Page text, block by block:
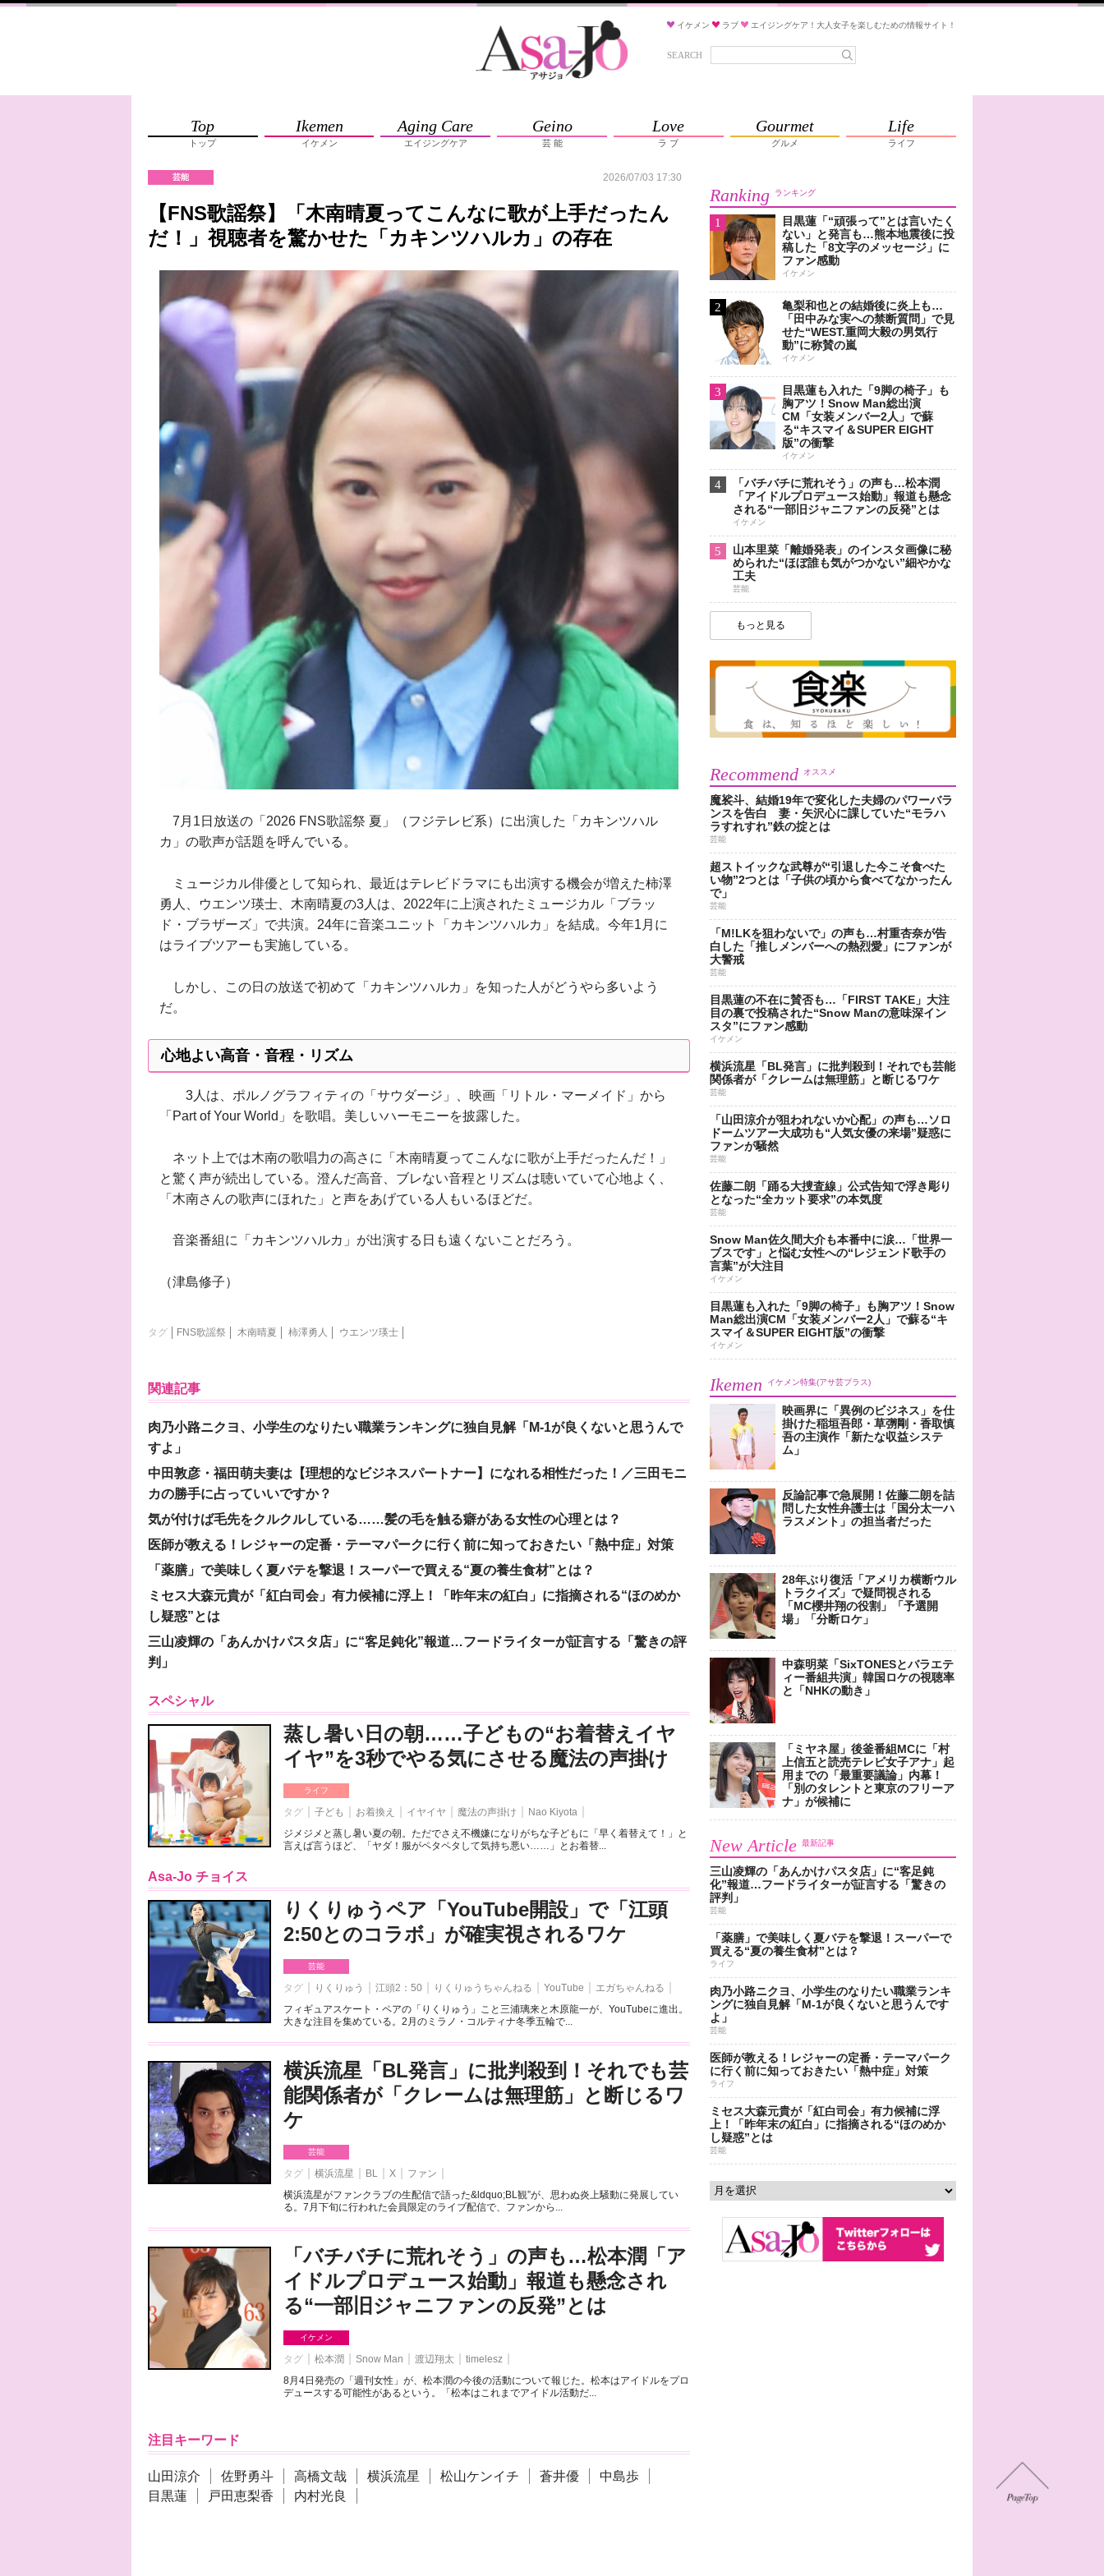
イケメン ラブ エイジングケア！大人女子を楽しむための情報サイト！
SEARCH
Top
トップ
Ikemen
イケメン
Aging Care
エイジングケア
Geino
芸 能
Love
ラ ブ
Gourmet
グルメ
Life
ライフ
芸能 2026/07/03 17:30
【FNS歌謡祭】「木南晴夏ってこんなに歌が上手だったん
だ！」視聴者を驚かせた「カキンツハルカ」の存在
7月1日放送の「2026 FNS歌謡祭 夏」（フジテレビ系）に出演した「カキンツハル
カ」の歌声が話題を呼んでいる。
ミュージカル俳優として知られ、最近はテレビドラマにも出演する機会が増えた柿澤
勇人、ウエンツ瑛士、木南晴夏の3人は、2022年に上演されたミュージカル「ブラッ
ド・ブラザーズ」で共演。24年に音楽ユニット「カキンツハルカ」を結成。今年1月に
はライブツアーも実施している。
しかし、この日の放送で初めて「カキンツハルカ」を知った人がどうやら多いよう
だ。
心地よい高音・音程・リズム
3人は、ポルノグラフィティの「サウダージ」、映画「リトル・マーメイド」から
「Part of Your World」を歌唱。美しいハーモニーを披露した。
ネット上では木南の歌唱力の高さに「木南晴夏ってこんなに歌が上手だったんだ！」
と驚く声が続出している。澄んだ高音、ブレない音程とリズムは聴いていて心地よく、
「木南さんの歌声にほれた」と声をあげている人もいるほどだ。
音楽番組に「カキンツハルカ」が出演する日も遠くないことだろう。
（津島修子）
タグ FNS歌謡祭 木南晴夏 柿澤勇人 ウエンツ瑛士
関連記事
肉乃小路ニクヨ、小学生のなりたい職業ランキングに独自見解「M-1が良くないと思うんで
すよ」
中田敦彦・福田萌夫妻は【理想的なビジネスパートナー】になれる相性だった！／三田モニ
カの勝手に占っていいですか？
気が付けば毛先をクルクルしている……髪の毛を触る癖がある女性の心理とは？
医師が教える！レジャーの定番・テーマパークに行く前に知っておきたい「熱中症」対策
「薬膳」で美味しく夏バテを撃退！スーパーで買える“夏の養生食材”とは？
ミセス大森元貴が「紅白司会」有力候補に浮上！「昨年末の紅白」に指摘される“ほのめか
し疑惑”とは
三山凌輝の「あんかけパスタ店」に“客足鈍化”報道…フードライターが証言する「驚きの評
判」
スペシャル
蒸し暑い日の朝……子どもの“お着替えイヤ
イヤ”を3秒でやる気にさせる魔法の声掛け
ライフ
タグ 子ども お着換え イヤイヤ 魔法の声掛け
Nao Kiyota
ジメジメと蒸し暑い夏の朝。ただでさえ不機嫌になりがちな子どもに「早く着替えて！」と
言えば言うほど、「ヤダ！服がペタペタして気持ち悪い……」とお着替...
Asa-Jo チョイス
りくりゅうペア「YouTube開設」で「江頭
2:50とのコラボ」が確実視されるワケ
芸能
タグ りくりゅう 江頭2：50 りくりゅうちゃんねる YouTube
エガちゃんねる
フィギュアスケート・ペアの「りくりゅう」こと三浦璃来と木原龍一が、YouTubeに進出。
大きな注目を集めている。2月のミラノ・コルティナ冬季五輪で...
横浜流星「BL発言」に批判殺到！それでも芸
能関係者が「クレームは無理筋」と断じるワ
ケ
芸能
タグ 横浜流星 BL X
ファン
横浜流星がファンクラブの生配信で語った&ldquo;BL観”が、思わぬ炎上騒動に発展してい
る。7月下旬に行われた会員限定のライブ配信で、ファンから...
「バチバチに荒れそう」の声も…松本潤「ア
イドルプロデュース始動」報道も懸念され
る“一部旧ジャニファンの反発”とは
イケメン
タグ 松本潤 Snow Man 渡辺翔太
timelesz
8月4日発売の「週刊女性」が、松本潤の今後の活動について報じた。松本はアイドルをプロ
デュースする可能性があるという。「松本はこれまでアイドル活動だ...
注目キーワード
山田涼介 佐野勇斗 高橋文哉 横浜流星 松山ケンイチ 蒼井優
中島歩
目黒蓮
戸田恵梨香 内村光良
Ranking ランキング
1
目黒蓮「“頑張って”とは言いたく
ない」と発言も…熊本地震後に投
稿した「8文字のメッセージ」に
ファン感動
イケメン
2
亀梨和也との結婚後に炎上も…
「田中みな実への禁断質問」で見
せた“WEST.重岡大毅の男気行
動”に称賛の嵐
イケメン
3
目黒蓮も入れた「9脚の椅子」も
胸アツ！Snow Man総出演
CM「女装メンバー2人」で蘇
る“キスマイ＆SUPER EIGHT
版”の衝撃
イケメン
4
「バチバチに荒れそう」の声も…松本潤
「アイドルプロデュース始動」報道も懸念
される“一部旧ジャニファンの反発”とは
イケメン
5
山本里菜「離婚発表」のインスタ画像に秘
められた“ほぼ誰も気がつかない”細やかな
工夫
芸能
もっと見る
Recommend オススメ
魔裟斗、結婚19年で変化した夫婦のパワーバラ
ンスを告白 妻・矢沢心に課していた“モラハ
ラすれすれ”鉄の掟とは
芸能
超ストイックな武尊が“引退した今こそ食べた
い物”2つとは「子供の頃から食べてなかったん
で」
芸能
「M!LKを狙わないで」の声も…村重杏奈が告
白した「推しメンバーへの熱烈愛」にファンが
大警戒
芸能
目黒蓮の不在に賛否も…「FIRST TAKE」大注
目の裏で投稿された“Snow Manの意味深イン
スタ”にファン感動
イケメン
横浜流星「BL発言」に批判殺到！それでも芸能
関係者が「クレームは無理筋」と断じるワケ
芸能
「山田涼介が狙われないか心配」の声も…ソロ
ドームツアー大成功も“人気女優の来場”疑惑に
ファンが騒然
芸能
佐藤二朗「踊る大捜査線」公式告知で浮き彫り
となった“全カット要求”の本気度
芸能
Snow Man佐久間大介も本番中に涙…「世界一
ブスです」と悩む女性への“レジェンド歌手の
言葉”が大注目
イケメン
目黒蓮も入れた「9脚の椅子」も胸アツ！Snow
Man総出演CM「女装メンバー2人」で蘇る“キ
スマイ＆SUPER EIGHT版”の衝撃
イケメン
Ikemen イケメン特集(アサ芸プラス)
映画界に「異例のビジネス」を仕
掛けた稲垣吾郎・草彅剛・香取慎
吾の主演作「新たな収益システ
ム」
反論記事で急展開！佐藤二朗を詰
問した女性弁護士は「国分太一ハ
ラスメント」の担当者だった
28年ぶり復活「アメリカ横断ウル
トラクイズ」で疑問視される
「MC櫻井翔の役割」「予選開
場」「分断ロケ」
中森明菜「SixTONESとバラエテ
ィー番組共演」韓国ロケの視聴率
と「NHKの動き」
「ミヤネ屋」後釜番組MCに「村
上信五と読売テレビ女子アナ」起
用までの「最重要議論」内幕！
「別のタレントと東京のフリーア
ナ」が候補に
New Article 最新記事
三山凌輝の「あんかけパスタ店」に“客足鈍
化”報道…フードライターが証言する「驚きの
評判」
芸能
「薬膳」で美味しく夏バテを撃退！スーパーで
買える“夏の養生食材”とは？
ライフ
肉乃小路ニクヨ、小学生のなりたい職業ランキ
ングに独自見解「M-1が良くないと思うんです
よ」
芸能
医師が教える！レジャーの定番・テーマパーク
に行く前に知っておきたい「熱中症」対策
ライフ
ミセス大森元貴が「紅白司会」有力候補に浮
上！「昨年末の紅白」に指摘される“ほのめか
し疑惑”とは
芸能